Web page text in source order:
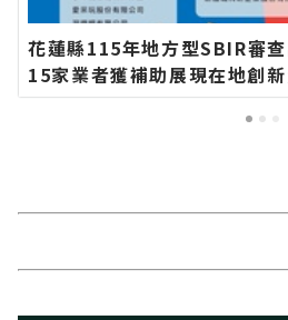
花蓮縣115年地方型SBIR審
15家業者獲補助展現在地創
∣花蓮新聞網官方網站各類新
最快速的今日新聞報導 最新的